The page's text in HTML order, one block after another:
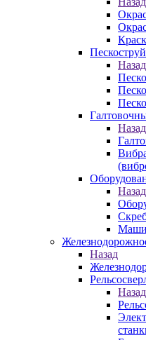
Назад
Назад
Назад
Назад
Назад